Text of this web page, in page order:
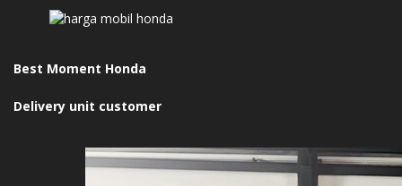
Best Moment Honda
Delivery unit customer